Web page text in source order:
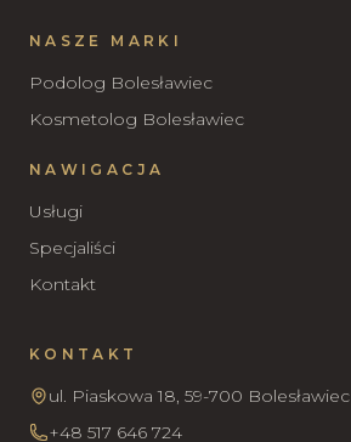
NASZE MARKI
Podolog Bolesławiec
Kosmetolog Bolesławiec
NAWIGACJA
Usługi
Specjaliści
Kontakt
KONTAKT
ul. Piaskowa 18, 59-700 Bolesławiec
+48 517 646 724